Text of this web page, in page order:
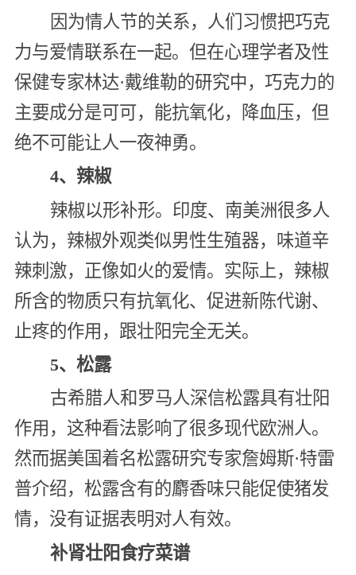
因为情人节的关系，人们习惯把巧克
力与爱情联系在一起。但在心理学者及性
保健专家林达·戴维勒的研究中，巧克力的
主要成分是可可，能抗氧化，降血压，但
绝不可能让人一夜神勇。
4、辣椒
辣椒以形补形。印度、南美洲很多人
认为，辣椒外观类似男性生殖器，味道辛
辣刺激，正像如火的爱情。实际上，辣椒
所含的物质只有抗氧化、促进新陈代谢、
止疼的作用，跟壮阳完全无关。
5、松露
古希腊人和罗马人深信松露具有壮阳
作用，这种看法影响了很多现代欧洲人。
然而据美国着名松露研究专家詹姆斯·特雷
普介绍，松露含有的麝香味只能促使猪发
情，没有证据表明对人有效。
补肾壮阳食疗菜谱